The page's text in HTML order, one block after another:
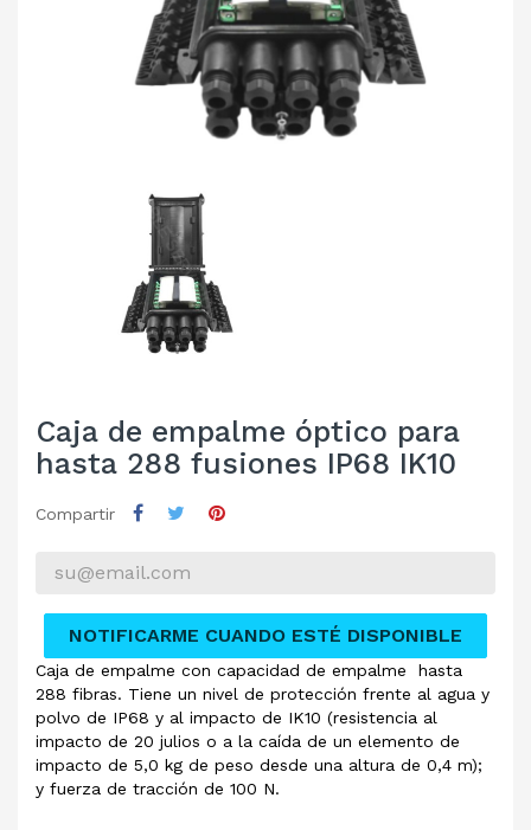
Caja de empalme óptico para
hasta 288 fusiones IP68 IK10
Compartir
NOTIFICARME CUANDO ESTÉ DISPONIBLE
Caja de empalme con capacidad de empalme hasta
288 fibras. Tiene un nivel de protección frente al agua y
polvo de IP68 y al impacto de IK10 (resistencia al
impacto de 20 julios o a la caída de un elemento de
impacto de 5,0 kg de peso desde una altura de 0,4 m);
y fuerza de tracción de 100 N.